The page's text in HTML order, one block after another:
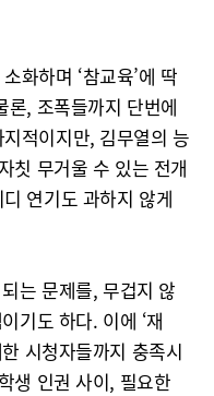
화하며 ‘참교육’에 딱
론, 조폭들까지 단번에
적이지만, 김무열의 능
칫 무거울 수 있는 전개
연기도 과하지 않게
는 문제를, 무겁지 않
기도 하다. 이에 ‘재
시청자들까지 충족시
생 인권 사이, 필요한